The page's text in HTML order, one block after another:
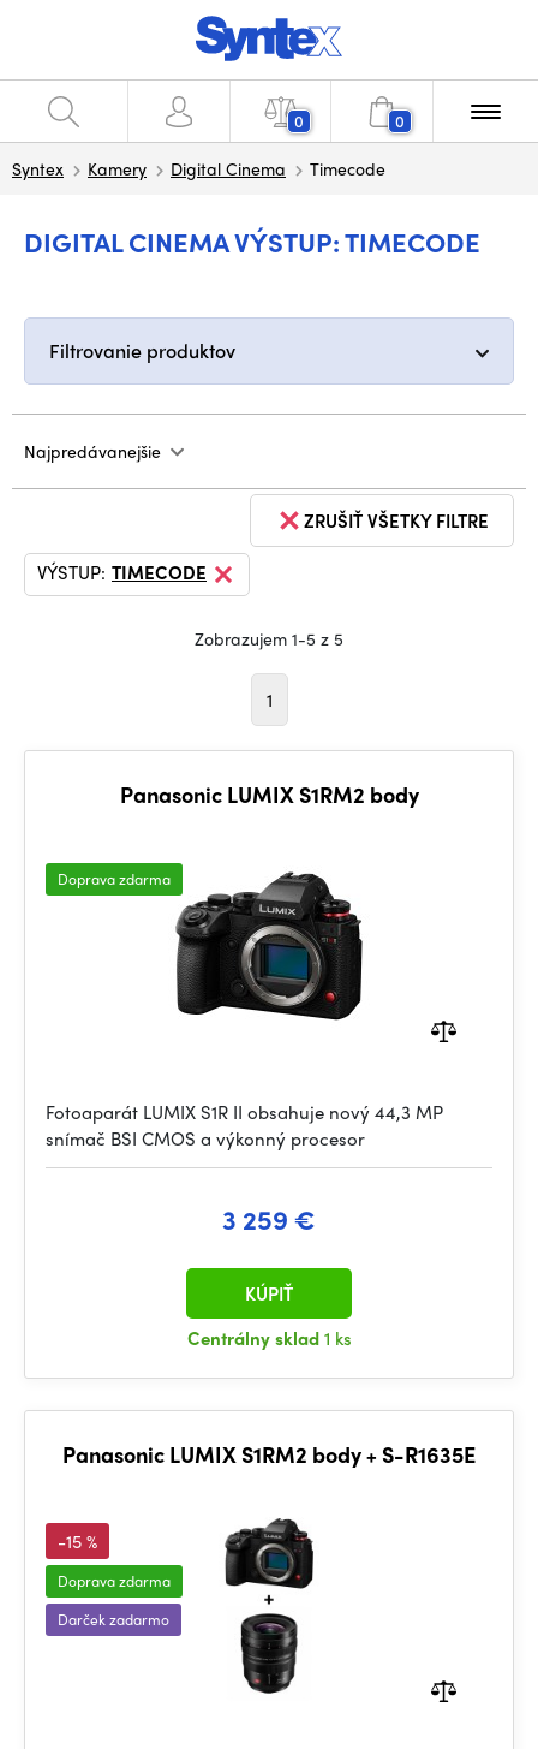
0 0
Syntex Kamery Digital Cinema Timecode
DIGITAL CINEMA VÝSTUP: TIMECODE
Filtrovanie produktov
Najpredávanejšie
ZRUŠIŤ VŠETKY FILTRE
VÝSTUP: TIMECODE
Zobrazujem 1-5 z 5
1
Panasonic LUMIX S1RM2 body
Doprava zdarma
Fotoaparát LUMIX S1R II obsahuje nový 44,3 MP
snímač BSI CMOS a výkonný procesor
3 259 €
Centrálny sklad1 ks
KÚPIŤ
Panasonic LUMIX S1RM2 body + S-R1635E
-15 %
Doprava zdarma
Darček zadarmo